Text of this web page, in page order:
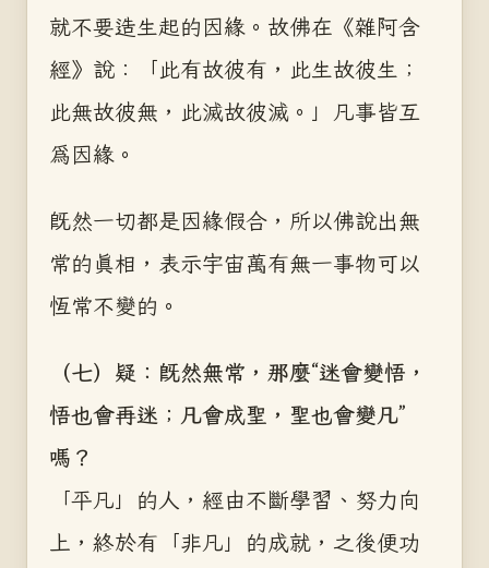
就不要造生起的因緣。故佛在《雜阿含
經》說：「此有故彼有，此生故彼生；
此無故彼無，此滅故彼滅。」凡事皆互
為因緣。
既然一切都是因緣假合，所以佛說出無
常的真相，表示宇宙萬有無一事物可以
恆常不變的。
（七）疑：既然無常，那麼“迷會變悟，
悟也會再迷；凡會成聖，聖也會變凡”
嗎？
「平凡」的人，經由不斷學習、努力向
上，終於有「非凡」的成就，之後便功